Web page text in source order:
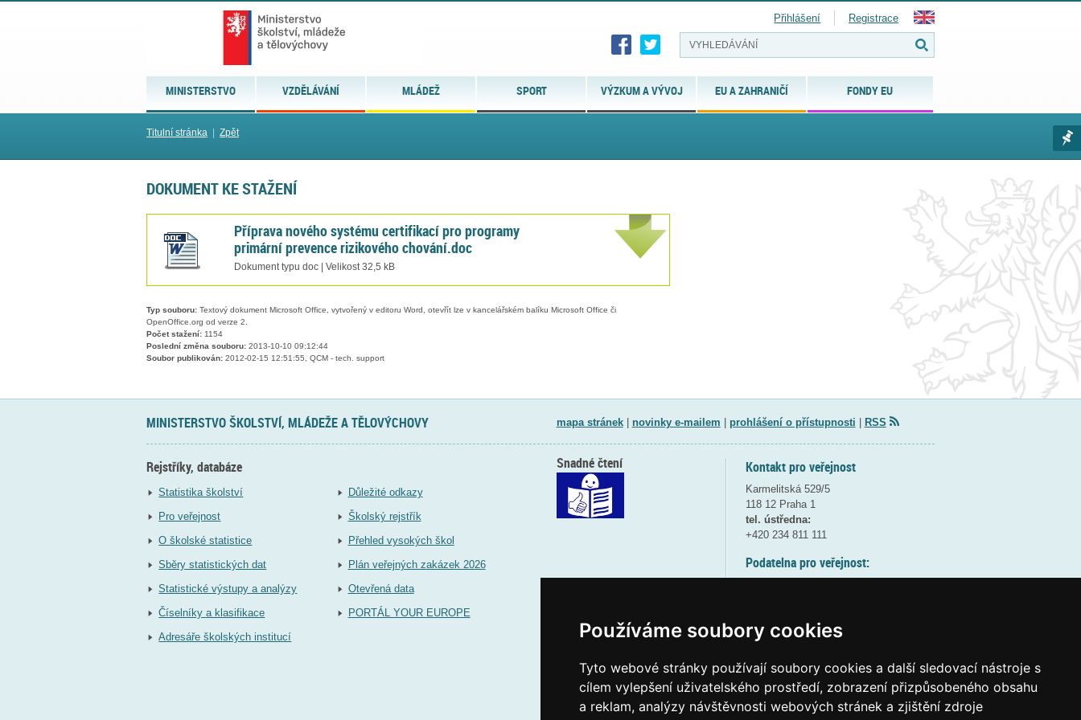
Používáme soubory cookies
Tyto webové stránky používají soubory cookies a další sledovací nástroje s
cílem vylepšení uživatelského prostředí, zobrazení přizpůsobeného obsahu
a reklam, analýzy návštěvnosti webových stránek a zjištění zdroje
MINISTERSTVO VZDĚLÁVÁNÍ MLÁDEŽ SPORT VÝZKUM A VÝVOJ EU A ZAHRANIČÍ FONDY EU
Přihlášení Registrace
Titulní stránka Zpět
DOKUMENT KE STAŽENÍ
Příprava nového systému certifikací pro programy
primární prevence rizikového chování.doc
Dokument typu doc | Velikost 32,5 kB
Typ souboru: Textový dokument Microsoft Office, vytvořený v editoru Word, otevřít lze v kancelářském balíku Microsoft Office či
OpenOffice.org od verze 2.
Počet stažení: 1154
Poslední změna souboru: 2013-10-10 09:12:44
Soubor publikován: 2012-02-15 12:51:55, QCM - tech. support
MINISTERSTVO ŠKOLSTVÍ, MLÁDEŽE A TĚLOVÝCHOVY mapa stránek| novinky e-mailem prohlášení o přístupnosti RSS
Rejstříky, databáze
Statistika školství
Pro veřejnost
O školské statistice
Sběry statistických dat
Statistické výstupy a analýzy
Číselníky a klasifikace
Adresáře školských institucí
Důležité odkazy
Školský rejstřík
Přehled vysokých škol
Plán veřejných zakázek 2026
Otevřená data
PORTÁL YOUR EUROPE
Kontakt pro veřejnost
Karmelitská 529/5
118 12 Praha 1
tel. ústředna:
+420 234 811 111
Podatelna pro veřejnost:
(více informací
Elektronická podatelna:
posta@msmtgov cz
Snadné čtení